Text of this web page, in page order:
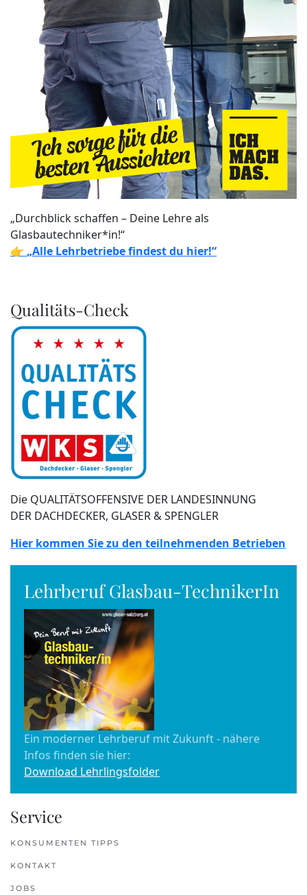
„Durchblick schaffen – Deine Lehre als
Glasbautechniker*in!“
👉 „Alle Lehrbetriebe findest du hier!“
Qualitäts-Check
Die QUALITÄTSOFFENSIVE DER LANDESINNUNG
DER DACHDECKER, GLASER & SPENGLER
Hier kommen Sie zu den teilnehmenden Betrieben
Lehrberuf Glasbau-TechnikerIn
Ein moderner Lehrberuf mit Zukunft - nähere
Infos finden sie hier:
Download Lehrlingsfolder
Service
KONSUMENTEN TIPPS
KONTAKT
JOBS